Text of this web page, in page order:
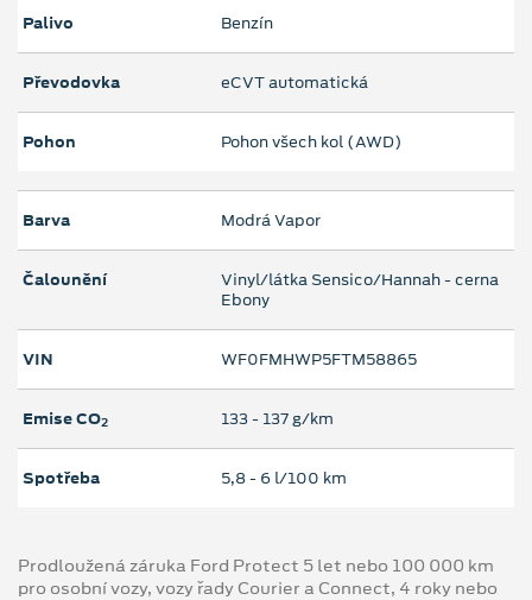
Palivo Benzín
Převodovka eCVT automatická
Pohon Pohon všech kol (AWD)
Barva Modrá Vapor
Čalounění
Vinyl/látka Sensico/Hannah - cerna
Ebony
VIN WF0FMHWP5FTM58865
Emise CO2 133 ‐ 137 g/km
Spotřeba 5,8 ‐ 6 l/100 km
Prodloužená záruka Ford Protect 5 let nebo 100 000 km
pro osobní vozy, vozy řady Courier a Connect, 4 roky nebo